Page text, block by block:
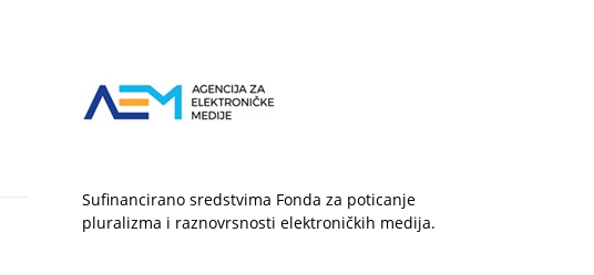
Sufinancirano sredstvima Fonda za poticanje
pluralizma i raznovrsnosti elektroničkih medija.